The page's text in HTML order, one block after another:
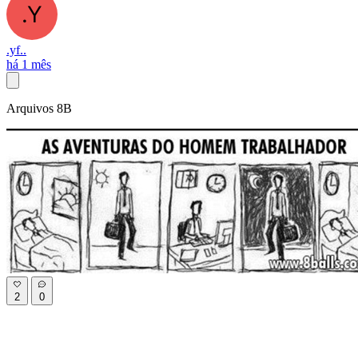
.yf..
há 1 mês
Arquivos 8B
2 0